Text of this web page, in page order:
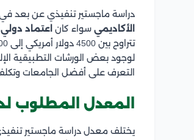
دراسة ماجستير تنفيذي عن بعد
الأكاديمي سواء كان اعتماد
لوجود بعض الورشات التطبيقية
التعرف على أفضل الجامعات
المعدل المطلوب
يختلف معدل دراسة ماجستير